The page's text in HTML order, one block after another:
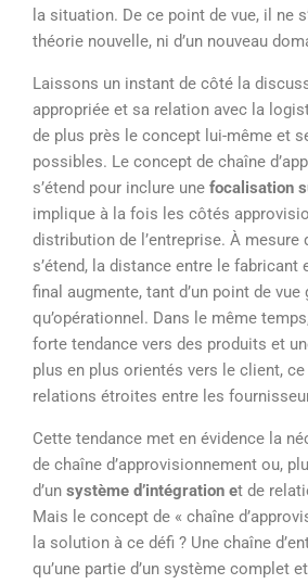
la situation. De ce point de vue, il ne
théorie nouvelle, ni d’un nouveau
Laissons un instant de côté la
appropriée et sa relation avec la
de plus près le concept lui-même et
possibles. Le concept de chaîne
s’étend pour inclure une focalisation
implique à la fois les côtés
distribution de l’entreprise. À mesure
s’étend, la distance entre le
final augmente, tant d’un point de vue
qu’opérationnel. Dans le même
forte tendance vers des produits et
plus en plus orientés vers le client,
relations étroites entre les
Cette tendance met en évidence la
de chaîne d’approvisionnement ou,
d’un système d’intégration et de
Mais le concept de « chaîne
la solution à ce défi ? Une chaîne
qu’une partie d’un système complet